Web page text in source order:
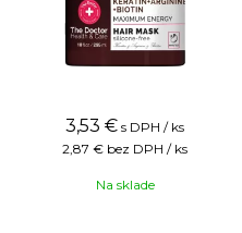
3,53 € s DPH / ks
2,87 € bez DPH / ks
Na sklade